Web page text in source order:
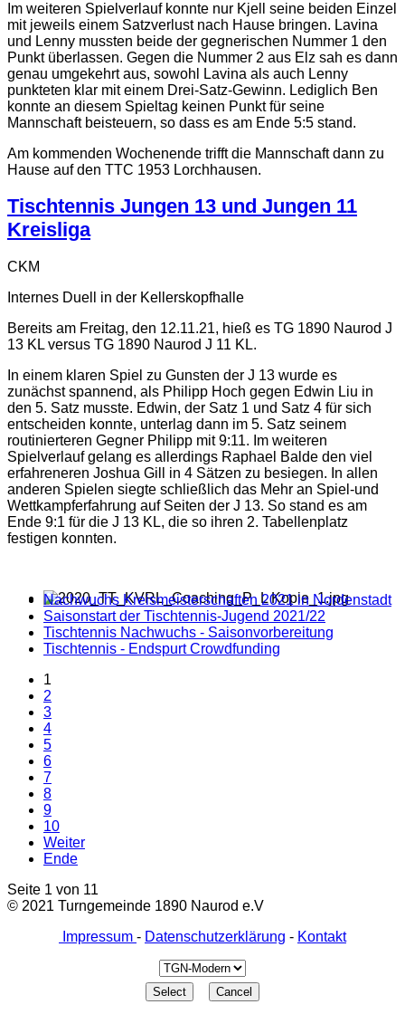
Im weiteren Spielverlauf konnte nur Kjell seine beiden Einzel
mit jeweils einem Satzverlust nach Hause bringen. Lavina
und Lenny mussten beide der gegnerischen Nummer 1 den
Punkt überlassen. Gegen die Nummer 2 aus Elz sah es dann
genau umgekehrt aus, sowohl Lavina als auch Lenny
punkteten klar mit einem Drei-Satz-Gewinn. Lediglich Ben
konnte an diesem Spieltag keinen Punkt für seine
Mannschaft beisteuern, so dass es am Ende 5:5 stand.
Am kommenden Wochenende trifft die Mannschaft dann zu
Hause auf den TTC 1953 Lorchhausen.
Tischtennis Jungen 13 und Jungen 11
Kreisliga
CKM
Internes Duell in der Kellerskopfhalle
Bereits am Freitag, den 12.11.21, hieß es TG 1890 Naurod J
13 KL versus TG 1890 Naurod J 11 KL.
In einem klaren Spiel zu Gunsten der J 13 wurde es
zunächst spannend, als Philipp Hoch gegen Edwin Liu in
den 5. Satz musste. Edwin, der Satz 1 und Satz 4 für sich
entscheiden konnte, unterlag dann im 5. Satz seinem
routinierteren Gegner Philipp mit 9:11. Im weiteren
Spielverlauf gelang es allerdings Raphael Balde den viel
erfahreneren Joshua Gill in 4 Sätzen zu besiegen. In allen
anderen Spielen siegte schließlich das Mehr an Spiel-und
Wettkampferfahrung auf Seiten der J 13. So stand es am
Ende 9:1 für die J 13 KL, die so ihren 2. Tabellenplatz
festigen konnten.
Nachwuchs Kreismeisterschaften 2021 in Nordenstadt
Saisonstart der Tischtennis-Jugend 2021/22
Tischtennis Nachwuchs - Saisonvorbereitung
Tischtennis - Endspurt Crowdfunding
1
2
3
4
5
6
7
8
9
10
Weiter
Ende
Seite 1 von 11
© 2021 Turngemeinde 1890 Naurod e.V
Impressum - Datenschutzerklärung - Kontakt